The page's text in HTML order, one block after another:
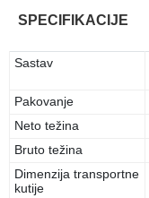
SPECIFIKACIJE
Sastav
Pakovanje
Neto težina
Bruto težina
Dimenzija transportne
kutije